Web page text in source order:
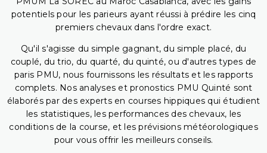
potentiels pour les parieurs ayant réussi à prédire les cinq
premiers chevaux dans l'ordre exact.
Qu'il s'agisse du simple gagnant, du simple placé, du
couplé, du trio, du quarté, du quinté, ou d'autres types de
paris PMU, nous fournissons les résultats et les rapports
complets. Nos analyses et pronostics PMU Quinté sont
élaborés par des experts en courses hippiques qui étudient
les statistiques, les performances des chevaux, les
conditions de la course, et les prévisions météorologiques
pour vous offrir les meilleurs conseils.